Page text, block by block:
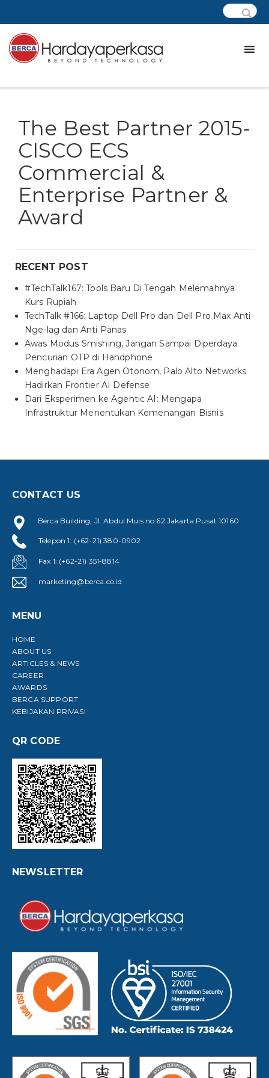
The Best Partner 2015-
CISCO ECS
Commercial &
Enterprise Partner &
Award
RECENT POST
#TechTalk167: Tools Baru Di Tengah Melemahnya
Kurs Rupiah
TechTalk #166: Laptop Dell Pro dan Dell Pro Max Anti
Nge-lag dan Anti Panas
Awas Modus Smishing, Jangan Sampai Diperdaya
Pencurian OTP di Handphone
Menghadapi Era Agen Otonom, Palo Alto Networks
Hadirkan Frontier AI Defense
Dari Eksperimen ke Agentic AI: Mengapa
Infrastruktur Menentukan Kemenangan Bisnis
CONTACT US
Berca Building, Jl. Abdul Muis no.62 Jakarta Pusat 10160
Telepon 1: (+62-21) 380-0902
Fax 1: (+62-21) 351-8814
marketing@berca.co.id
MENU
HOME
ABOUT US
ARTICLES & NEWS
CAREER
AWARDS
BERCA SUPPORT
KEBIJAKAN PRIVASI
QR CODE
NEWSLETTER